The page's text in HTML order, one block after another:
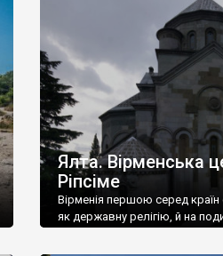
називаються «повстяками»
виробляє відмінне вино і
легке біле і дуже […]
Ялта. Вірменська
Ріпсіме
Вірменія першою серед країн
як державну релігію, й на